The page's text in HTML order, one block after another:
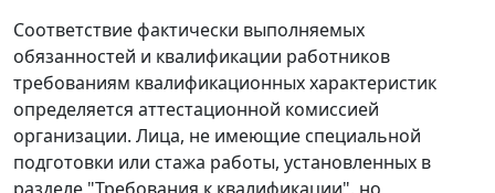
Соответствие фактически выполняемых
обязанностей и квалификации работников
требованиям квалификационных характеристик
определяется аттестационной комиссией
организации. Лица, не имеющие специальной
подготовки или стажа работы, установленных в